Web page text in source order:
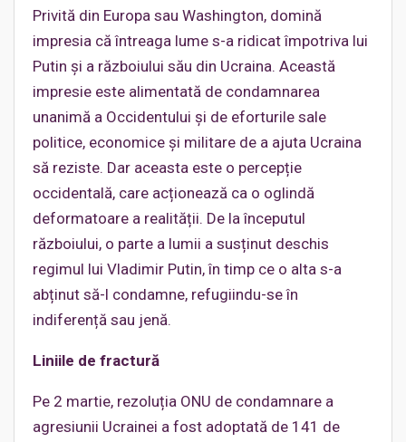
Privită din Europa sau Washington, domină
impresia că întreaga lume s-a ridicat împotriva lui
Putin și a războiului său din Ucraina. Această
impresie este alimentată de condamnarea
unanimă a Occidentului și de eforturile sale
politice, economice și militare de a ajuta Ucraina
să reziste. Dar aceasta este o percepție
occidentală, care acționează ca o oglindă
deformatoare a realității. De la începutul
războiului, o parte a lumii a susținut deschis
regimul lui Vladimir Putin, în timp ce o alta s-a
abținut să-l condamne, refugiindu-se în
indiferență sau jenă.
Liniile de fractură
Pe 2 martie, rezoluția ONU de condamnare a
agresiunii Ucrainei a fost adoptată de 141 de